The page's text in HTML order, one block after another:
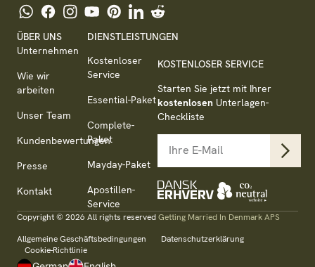
ÜBER UNS
Unternehmen
Wie wir
arbeiten
Unser Team
Kundenbewertungen
Presse
Kontakt
DIENSTLEISTUNGEN
Kostenloser
Service
Essential-Paket
Complete-
Paket
Mayday-Paket
Apostillen-
Service
KOSTENLOSER SERVICE
Starten Sie jetzt mit Ihrer
kostenlosen Unterlagen-
Checkliste
Copyright © 2026 All rights reservedGetting Married In Denmark APS
Allgemeine Geschäftsbedingungen
Datenschutzerklärung
Cookie-Richtlinie